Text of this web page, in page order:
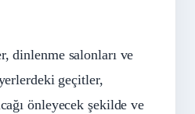
dinlenme salonları ve
geçitler,
önleyecek şekilde ve